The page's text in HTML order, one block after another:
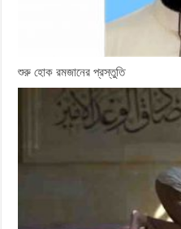
শুরু হোক রমজানের প্রস্তুতি